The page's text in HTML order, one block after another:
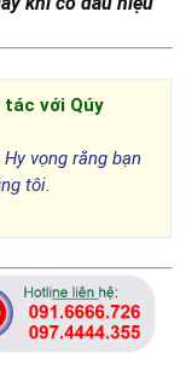
với Qúy
vọng rằng bạn
tôi.